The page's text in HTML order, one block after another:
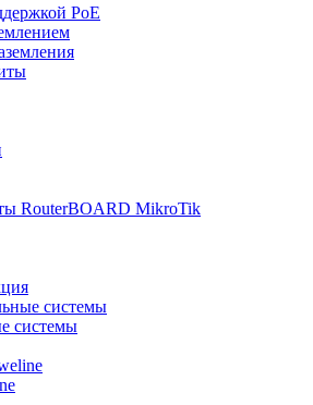
PoE
RouterBOARD MikroTik
системы
системы